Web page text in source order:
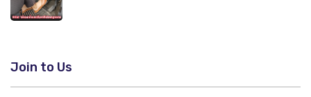
Join to Us